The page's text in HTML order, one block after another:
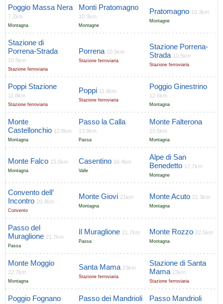
Poggio Massa Nera
7.2km
Montagna
Monti Pratomagno
10.3km
Montagne
Pratomagno 10.3km
Montagne
Stazione di
Porrena-Strada
10.5km
Stazione ferroviaria
Porrena 10.5km
Stazione ferroviaria
Stazione Porrena-
Strada 10.5km
Stazione ferroviaria
Poppi Stazione
11.8km
Stazione ferroviaria
Poppi 11.8km
Stazione ferroviaria
Poggio Ginestrino
12.6km
Montagna
Monte
Castellonchio 12.8km
Montagna
Passo la Calla
13.8km
Passa
Monte Falterona
15.5km
Montagna
Monte Falco 15.5km
Montagna
Casentino 16.4km
Valle
Alpe di San
Benedetto 17.7km
Montagne
Convento dell’
Incontro 20.4km
Convento
Monte Giovi 21km
Montagna
Monte Acuto 21.3km
Montagna
Passo del
Muraglione 21.7km
Passa
Il Muraglione 21.7km
Passa
Monte Rozzo 22.5km
Montagna
Monte Moggio
22.7km
Montagna
Santa Mama 23km
Stazione ferroviaria
Stazione di Santa
Mama 23km
Stazione ferroviaria
Poggio Fognano Passo dei Mandrioli Passo Mandrioli